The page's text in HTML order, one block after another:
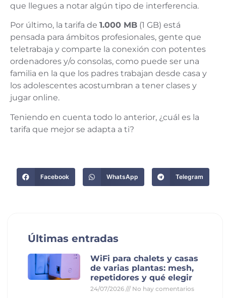
que llegues a notar algún tipo de interferencia.
Por último, la tarifa de 1.000 MB (1 GB) está
pensada para ámbitos profesionales, gente que
teletrabaja y comparte la conexión con potentes
ordenadores y/o consolas, como puede ser una
familia en la que los padres trabajan desde casa y
los adolescentes acostumbran a tener clases y
jugar online.
Teniendo en cuenta todo lo anterior, ¿cuál es la
tarifa que mejor se adapta a ti?
Facebook WhatsApp Telegram
Últimas entradas
WiFi para chalets y casas
de varias plantas: mesh,
repetidores y qué elegir
24/07/2026 No hay comentarios